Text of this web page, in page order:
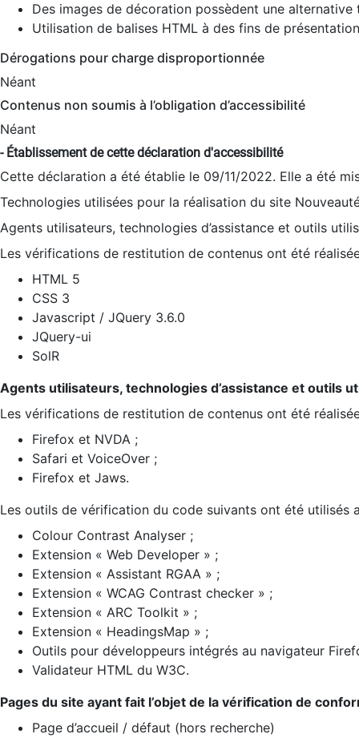
Des images de décoration possèdent une alternative
Utilisation de balises HTML à des fins de
Dérogations pour charge disproportionnée
Néant
Contenus non soumis à l’obligation d’accessibilité
Néant
- Établissement de cette déclaration d'accessibilité
Cette déclaration a été établie le 09/11/2022. Elle a été
Technologies utilisées pour la réalisation du site
Agents utilisateurs, technologies d’assistance et outils
Les vérifications de restitution de contenus ont été
HTML 5
CSS 3
Javascript / JQuery 3.6.0
JQuery-ui
SolR
Agents utilisateurs, technologies d’assistance et outils
Les vérifications de restitution de contenus ont été
Firefox et NVDA ;
Safari et VoiceOver ;
Firefox et Jaws.
Les outils de vérification du code suivants ont été utilisés
Colour Contrast Analyser ;
Extension « Web Developer » ;
Extension « Assistant RGAA » ;
Extension « WCAG Contrast checker » ;
Extension « ARC Toolkit » ;
Extension « HeadingsMap » ;
Outils pour développeurs intégrés au navigateur
Validateur HTML du W3C.
Pages du site ayant fait l’objet de la vérification de
Page d’accueil / défaut (hors recherche)